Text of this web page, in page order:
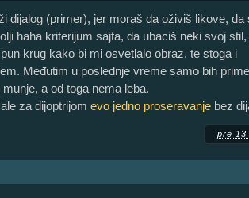
dijalog (primer), jer moraš da oživiš likove, da
haha kriterijum sajta, da ubaciš neki svoj stil,
krug kako bi mi osvetlalo obraz, te stoga i
Međutim u poslednje vreme samo bih
a od toga nema leba.
za dijoptrijom evo jedno proseravanje bez
pre 13